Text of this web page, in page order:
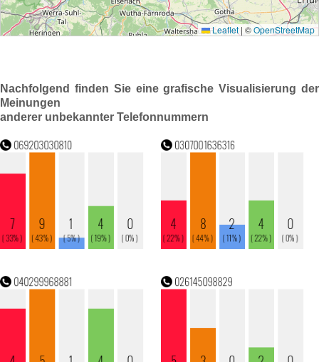
Nachfolgend finden Sie eine grafische Visualisierung der
Meinungen
anderer unbekannter Telefonnummern